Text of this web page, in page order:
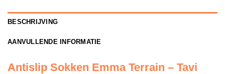
BESCHRIJVING
AANVULLENDE INFORMATIE
Antislip Sokken Emma Terrain – Tavi